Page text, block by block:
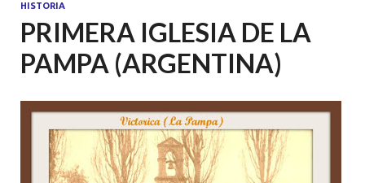
HISTORIA
PRIMERA IGLESIA DE LA
PAMPA (ARGENTINA)